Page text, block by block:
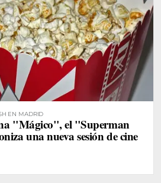
EN MADRID
"Mágico", el "Superman
una nueva sesión de cine